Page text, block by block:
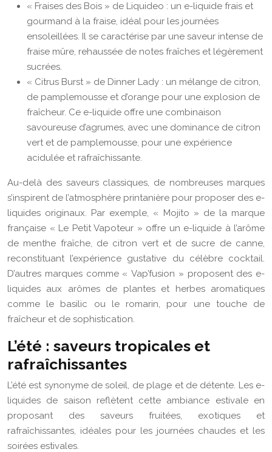
« Fraises des Bois » de Liquideo : un e-liquide frais et
gourmand à la fraise, idéal pour les journées
ensoleillées. Il se caractérise par une saveur intense de
fraise mûre, rehaussée de notes fraîches et légèrement
sucrées.
« Citrus Burst » de Dinner Lady : un mélange de citron,
de pamplemousse et d’orange pour une explosion de
fraîcheur. Ce e-liquide offre une combinaison
savoureuse d’agrumes, avec une dominance de citron
vert et de pamplemousse, pour une expérience
acidulée et rafraîchissante.
Au-delà des saveurs classiques, de nombreuses marques
s’inspirent de l’atmosphère printanière pour proposer des e-
liquides originaux. Par exemple, « Mojito » de la marque
française « Le Petit Vapoteur » offre un e-liquide à l’arôme
de menthe fraîche, de citron vert et de sucre de canne,
reconstituant l’expérience gustative du célèbre cocktail.
D’autres marques comme « Vap’fusion » proposent des e-
liquides aux arômes de plantes et herbes aromatiques
comme le basilic ou le romarin, pour une touche de
fraîcheur et de sophistication.
L’été : saveurs tropicales et
rafraîchissantes
L’été est synonyme de soleil, de plage et de détente. Les e-
liquides de saison reflètent cette ambiance estivale en
proposant des saveurs fruitées, exotiques et
rafraîchissantes, idéales pour les journées chaudes et les
soirées estivales.